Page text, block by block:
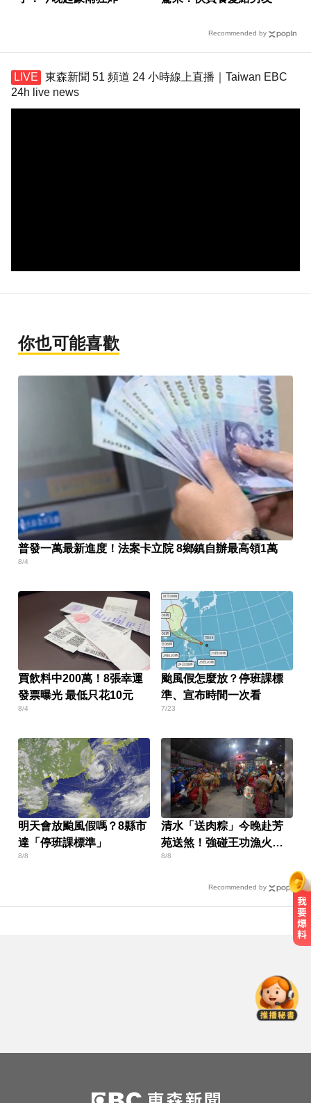
Recommended by
東森新聞 51 頻道 24 小時線上直播｜Taiwan EBC
24h live news
你也可能喜歡
普發一萬最新進度！法案卡立院 8鄉鎮自辦最高領1萬
8/4
買飲料中200萬！8張幸運
發票曝光 最低只花10元
8/4
颱風假怎麼放？停班課標
準、宣布時間一次看
7/23
明天會放颱風假嗎？8縣市
達「停班課標準」
8/8
清水「送肉粽」今晚赴芳
苑送煞！強碰王功漁火節
上千遊客 喪家回應了
8/8
Recommended by
女藝人遭經紀人「車內侵犯」 錄音